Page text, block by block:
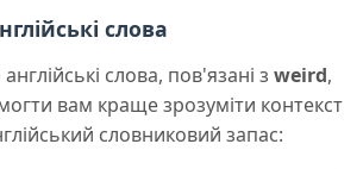
слова
слова, пов'язані з weird,
вам краще зрозуміти контекст
словниковий запас: